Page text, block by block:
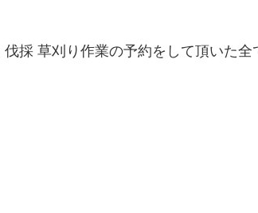
採 草刈り作業の予約をして頂いた全